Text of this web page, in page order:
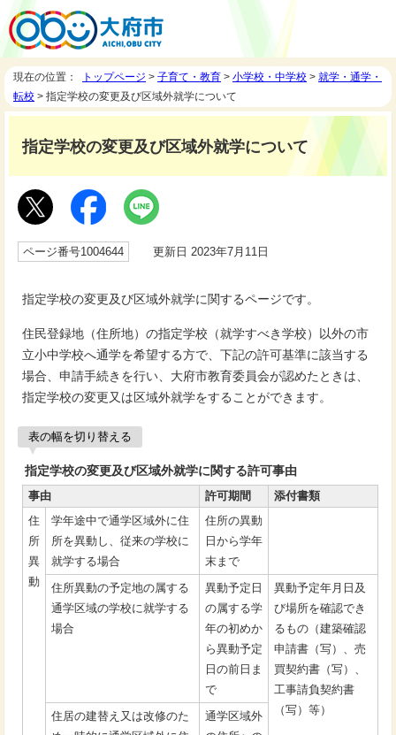
現在の位置： トップページ > 子育て・教育 > 小学校・中学校 > 就学・通学・
転校 > 指定学校の変更及び区域外就学について
指定学校の変更及び区域外就学について
ページ番号1004644 更新日 2023年7月11日
指定学校の変更及び区域外就学に関するページです。
住民登録地（住所地）の指定学校（就学すべき学校）以外の市
立小中学校へ通学を希望する方で、下記の許可基準に該当する
場合、申請手続きを行い、大府市教育委員会が認めたときは、
指定学校の変更又は区域外就学をすることができます。
表の幅を切り替える
指定学校の変更及び区域外就学に関する許可事由
事由
許可期間
添付書類
住
所
異
動
学年途中で通学区域外に住
所を異動し、従来の学校に
就学する場合
住所の異動
日から学年
末まで
住所異動の予定地の属する
通学区域の学校に就学する
場合
異動予定日
の属する学
年の初めか
ら異動予定
日の前日ま
で
異動予定年月日及
び場所を確認でき
るもの（建築確認
申請書（写）、売
買契約書（写）、
工事請負契約書
（写）等）
住居の建替え又は改修のた
通学区域外